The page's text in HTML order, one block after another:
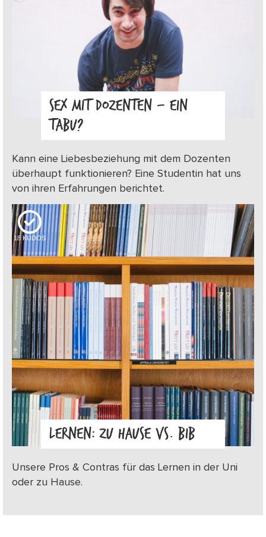
SEX MIT DOZENTEN – EIN
TABU?
Kann eine Liebesbeziehung mit dem Dozenten
überhaupt funktionieren? Eine Studentin hat uns
von ihren Erfahrungen berichtet.
18 KUDOS
LERNEN: ZU HAUSE VS. BIB
Unsere Pros & Contras für das Lernen in der Uni
oder zu Hause.